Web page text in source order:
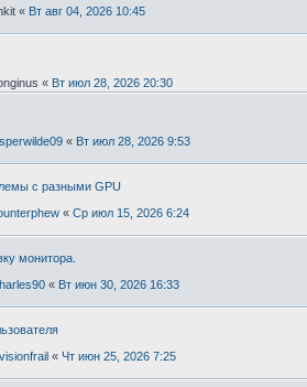
« Вт авг 04, 2026 10:45
« Вт июл 28, 2026 20:30
« Вт июл 28, 2026 9:53
с разными GPU
« Ср июл 15, 2026 6:24
монитора.
« Вт июн 30, 2026 16:33
« Чт июн 25, 2026 7:25